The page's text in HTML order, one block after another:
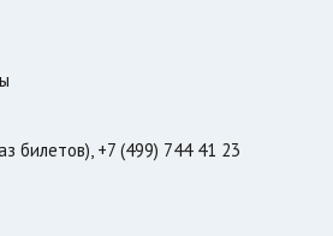
билетов), +7 (499) 744 41 23